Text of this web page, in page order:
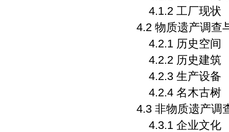
4.1.2 工厂现状
4.2 物质遗产调查
4.2.1 历史空间
4.2.2 历史建筑
4.2.3 生产设备
4.2.4 名木古树
4.3 非物质遗产调
4.3.1 企业文化